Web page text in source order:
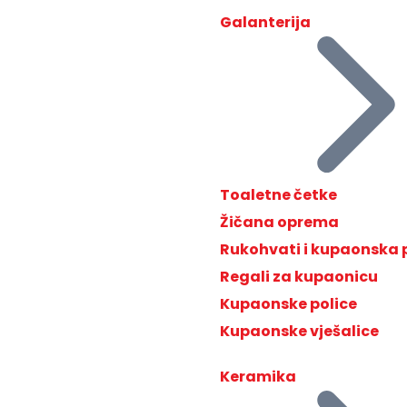
Galanterija
Toaletne četke
Žičana oprema
Rukohvati i kupaonska
Regali za kupaonicu
Kupaonske police
Kupaonske vješalice
Keramika